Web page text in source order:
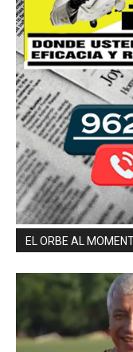
EL ORBE AL